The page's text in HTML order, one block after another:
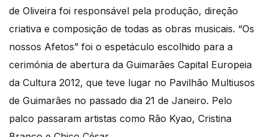
de Oliveira foi responsável pela produção, direção
criativa e composição de todas as obras musicais. “Os
nossos Afetos” foi o espetáculo escolhido para a
cerimónia de abertura da Guimarães Capital Europeia
da Cultura 2012, que teve lugar no Pavilhão Multiusos
de Guimarães no passado dia 21 de Janeiro. Pelo
palco passaram artistas como Rão Kyao, Cristina